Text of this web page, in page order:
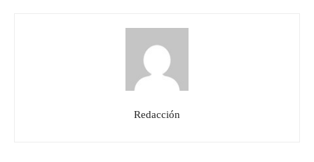
Redacción